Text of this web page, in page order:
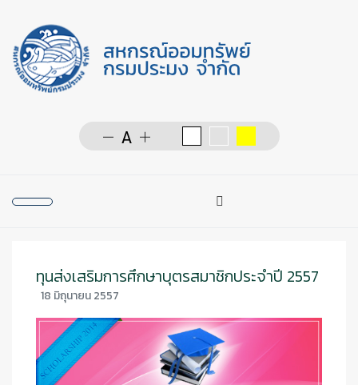
การค้นหา
ทุนส่งเสริมการศึกษาบุตรสมาชิกประจำปี 2557
18 มิถุนายน 2557